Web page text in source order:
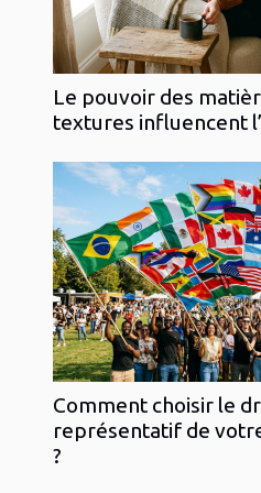
Le pouvoir des
textures influencent
Comment choisir le
représentatif de
?